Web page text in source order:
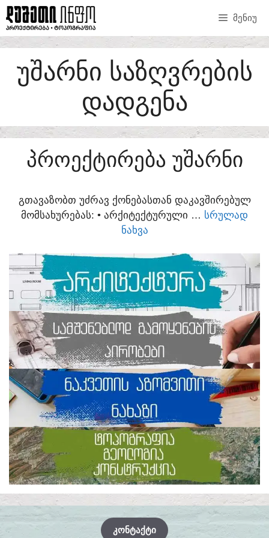
SKIP
TO
CONTENT
ᲛᲔᲜᲘᲣ
ᲣᲨᲐᲠᲜᲘ ᲡᲐᲖᲦᲕᲠᲔᲑᲘᲡ
ᲓᲐᲓᲒᲔᲜᲐ
ᲞᲠᲝᲔᲥᲢᲘᲠᲔᲑᲐ ᲣᲨᲐᲠᲜᲘ
ᲒᲗᲐᲕᲐᲖᲝᲑᲗ ᲣᲫᲠᲐᲕ ᲥᲝᲜᲔᲑᲐᲡᲗᲐᲜ ᲓᲐᲙᲐᲕᲨᲘᲠᲔᲑᲣᲚ
ᲛᲝᲛᲡᲐᲮᲣᲠᲔᲑᲐᲡ:​ • ᲐᲠᲥᲘᲢᲔᲥᲢᲣᲠᲣᲚᲘ … ᲡᲠᲣᲚᲐᲓ
ᲜᲐᲮᲕᲐ
ᲙᲝᲜᲢᲐᲥᲢᲘ